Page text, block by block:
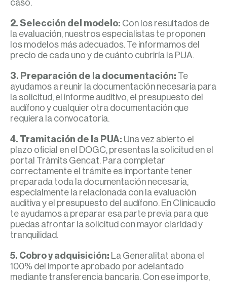
caso.
2. Selección del modelo: Con los resultados de
la evaluación, nuestros especialistas te proponen
los modelos más adecuados. Te informamos del
precio de cada uno y de cuánto cubriría la PUA.
3. Preparación de la documentación: Te
ayudamos a reunir la documentación necesaria para
la solicitud, el informe auditivo, el presupuesto del
audífono y cualquier otra documentación que
requiera la convocatoria.
4. Tramitación de la PUA: Una vez abierto el
plazo oficial en el DOGC, presentas la solicitud en el
portal Tràmits Gencat. Para completar
correctamente el trámite es importante tener
preparada toda la documentación necesaria,
especialmente la relacionada con la evaluación
auditiva y el presupuesto del audífono. En Clinicaudio
te ayudamos a preparar esa parte previa para que
puedas afrontar la solicitud con mayor claridad y
tranquilidad.
5. Cobro y adquisición: La Generalitat abona el
100% del importe aprobado por adelantado
mediante transferencia bancaria. Con ese importe,